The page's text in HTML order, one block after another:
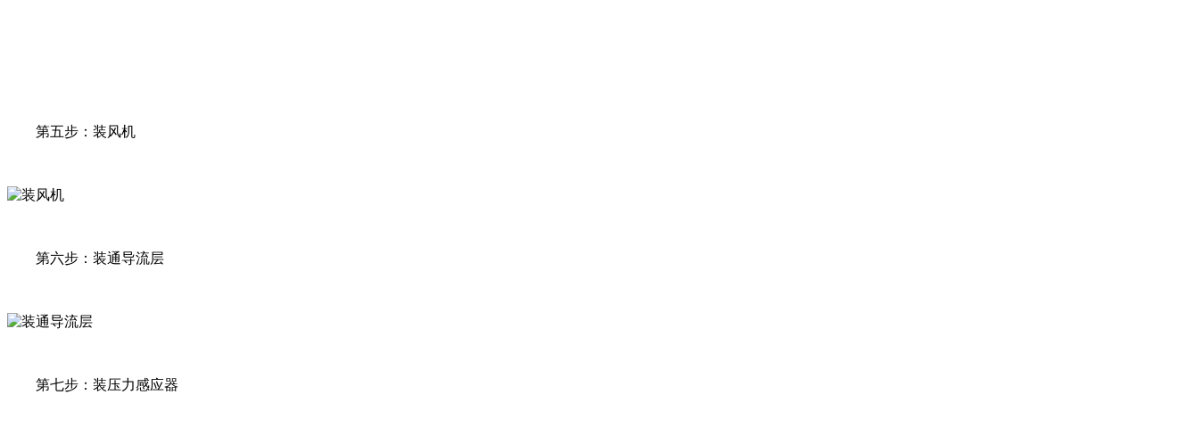
第五步：装风机
第六步：装通导流层
第七步：装压力感应器